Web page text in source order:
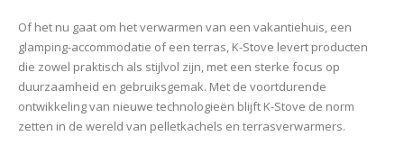
Of het nu gaat om het verwarmen van een vakantiehuis, een
glamping-accommodatie of een terras, K-Stove levert producten
die zowel praktisch als stijlvol zijn, met een sterke focus op
duurzaamheid en gebruiksgemak. Met de voortdurende
ontwikkeling van nieuwe technologieën blijft K-Stove de norm
zetten in de wereld van pelletkachels en terrasverwarmers.